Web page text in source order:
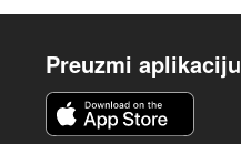
Preuzmi aplikaciju